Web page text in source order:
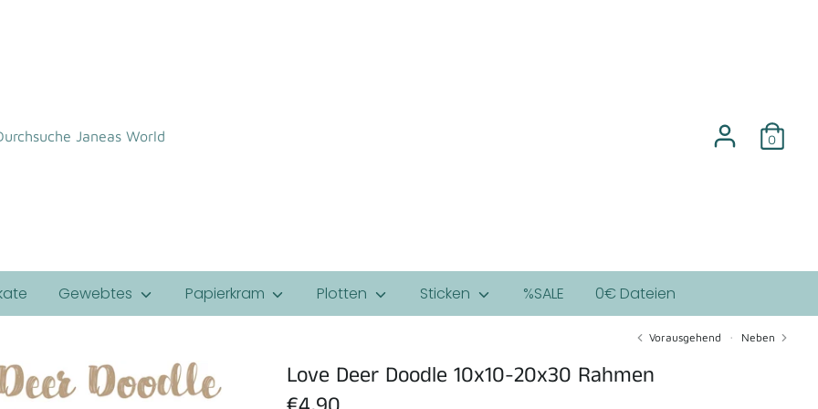
0
Gewebtes Papierkram Plotten Sticken %SALE 0€ Dateien
Vorausgehend Neben
Love Deer Doodle 10x10-20x30 Rahmen